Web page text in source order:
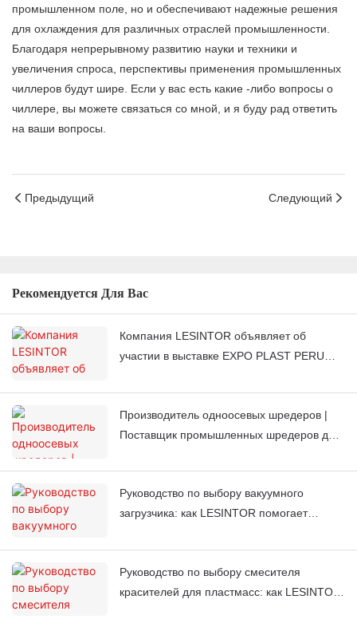
промышленном поле, но и обеспечивают надежные решения
для охлаждения для различных отраслей промышленности.
Благодаря непрерывному развитию науки и техники и
увеличения спроса, перспективы применения промышленных
чиллеров будут шире. Если у вас есть какие -либо вопросы о
чиллере, вы можете связаться со мной, и я буду рад ответить
на ваши вопросы.
Предыдущий Следующий
Рекомендуется Для Вас
Компания LESINTOR объявляет об
участии в выставке EXPO PLAST PERU
Производитель одноосевых шредеров |
Поставщик промышленных шредеров для
Руководство по выбору вакуумного
загрузчика: как LESINTOR помогает
давлением автоматизировать подачу
материала
Руководство по выбору смесителя
красителей для пластмасс: как LESINTOR